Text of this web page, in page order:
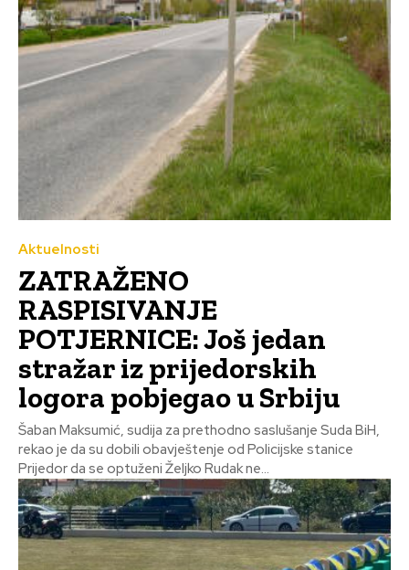
Aktuelnosti
ZATRAŽENO
RASPISIVANJE
POTJERNICE: Još jedan
stražar iz prijedorskih
logora pobjegao u Srbiju
Šaban Maksumić, sudija za prethodno saslušanje Suda BiH,
rekao je da su dobili obavještenje od Policijske stanice
Prijedor da se optuženi Željko Rudak ne...